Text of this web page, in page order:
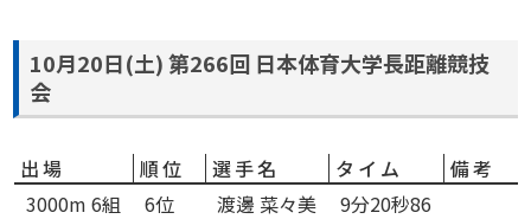
10月20日(土) 第266回 日本体育大学長距離競技
会
出場 順位 選手名 タイム
備考
3000m 6組
6位 渡邊 菜々美
9分20秒86